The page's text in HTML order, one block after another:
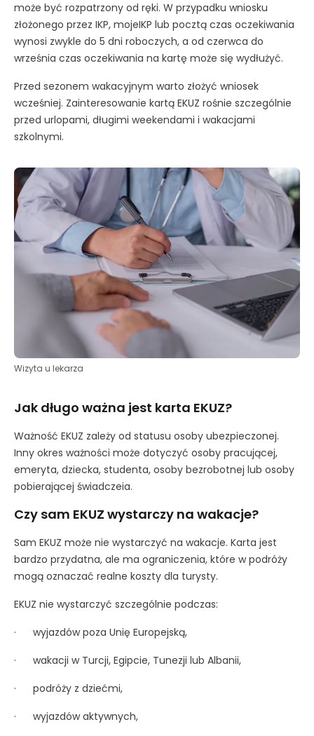
może być rozpatrzony od ręki. W przypadku wniosku
złożonego przez IKP, mojeIKP lub pocztą czas oczekiwania
wynosi zwykle do 5 dni roboczych, a od czerwca do
września czas oczekiwania na kartę może się wydłużyć.
Przed sezonem wakacyjnym warto złożyć wniosek
wcześniej. Zainteresowanie kartą EKUZ rośnie szczególnie
przed urlopami, długimi weekendami i wakacjami
szkolnymi.
Wizyta u lekarza
Jak długo ważna jest karta EKUZ?
Ważność EKUZ zależy od statusu osoby ubezpieczonej.
Inny okres ważności może dotyczyć osoby pracującej,
emeryta, dziecka, studenta, osoby bezrobotnej lub osoby
pobierającej świadczeia.
Czy sam EKUZ wystarczy na wakacje?
Sam EKUZ może nie wystarczyć na wakacje. Karta jest
bardzo przydatna, ale ma ograniczenia, które w podróży
mogą oznaczać realne koszty dla turysty.
EKUZ nie wystarczyć szczególnie podczas:
· wyjazdów poza Unię Europejską,
· wakacji w Turcji, Egipcie, Tunezji lub Albanii,
· podróży z dziećmi,
· wyjazdów aktywnych,